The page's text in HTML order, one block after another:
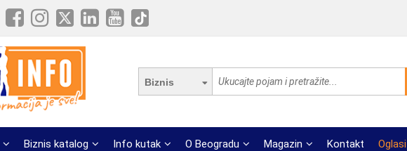
Biznis
Biznis katalog Info kutak O Beogradu Magazin Kontakt